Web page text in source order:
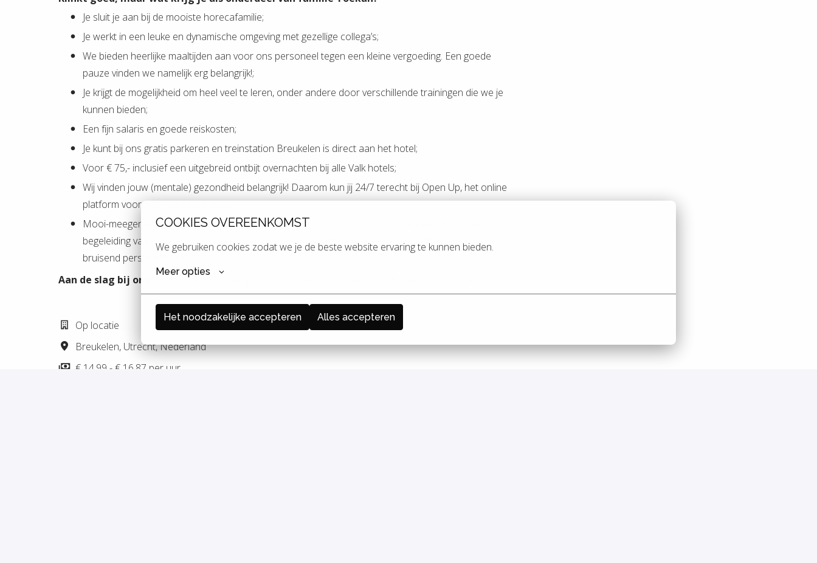
COOKIES OVEREENKOMST
We gebruiken cookies zodat we je de beste website ervaring te kunnen bieden.
Meer opties
Het noodzakelijke accepteren Alles accepteren
Je sluit je aan bij de mooiste horecafamilie;
Je werkt in een leuke en dynamische omgeving met gezellige collega’s;
We bieden heerlijke maaltijden aan voor ons personeel tegen een kleine vergoeding. Een goede
pauze vinden we namelijk erg belangrijk!;
Je krijgt de mogelijkheid om heel veel te leren, onder andere door verschillende trainingen die we je
kunnen bieden;
Een fijn salaris en goede reiskosten;
Je kunt bij ons gratis parkeren en treinstation Breukelen is direct aan het hotel;
Voor € 75,- inclusief een uitgebreid ontbijt overnachten bij alle Valk hotels;
Wij vinden jouw (mentale) gezondheid belangrijk! Daarom kun jij 24/7 terecht bij Open Up, het online
platform voor mentale gezondheid;
Mooi-meegenomen-extra’s: korting op je sport abonnement, sporten in onze eigen gym onder
begeleiding van een personal trainer, korting op je zorgverzekering, personeelsuitjes en elk jaar een
bruisend personeelsfeest.
Aan de slag bij ons?
Ben jij het visitekaartje die we zoeken? Stuur dan je sollicitatie met motivatie en CV!
Op locatie
Breukelen, Utrecht,Nederland
€ 14,99 - € 16,87 per uur